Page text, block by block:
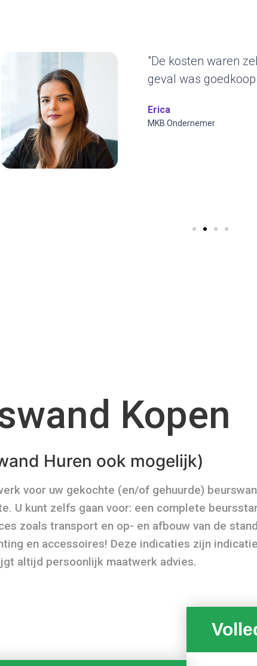
"Het
ons erg
Kopen
Huren ook mogelijk)
voor uw gekochte (en/of gehuurde)
U kunt zelfs gaan voor: een complete
zoals transport en op- en afbouw van de
en accessoires! Deze indicaties zijn
altijd persoonlijk maatwerk advies.